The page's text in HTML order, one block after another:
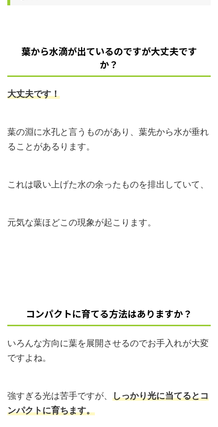
葉から水滴が出ているのですが大丈夫です
か？
大丈夫です！
葉の淵に水孔と言うものがあり、葉先から水が垂れ
ることがあるります。
これは吸い上げた水の余ったものを排出していて、
元気な葉ほどこの現象が起こります。
コンパクトに育てる方法はありますか？
いろんな方向に葉を展開させるのでお手入れが大変
ですよね。
強すぎる光は苦手ですが、 しっかり光に当てるとコ
ンパクトに育ちます。